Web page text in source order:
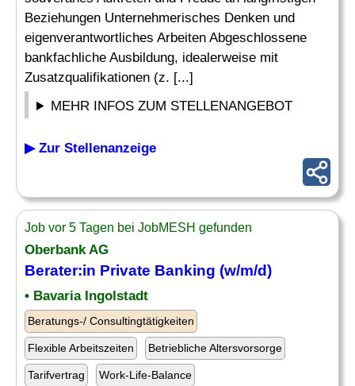
Beziehungen Unternehmerisches Denken und
eigenverantwortliches Arbeiten Abgeschlossene
bankfachliche Ausbildung, idealerweise mit
Zusatzqualifikationen (z. [...]
MEHR INFOS ZUM STELLENANGEBOT
▶ Zur Stellenanzeige
Job vor 5 Tagen bei JobMESH gefunden
Oberbank AG
Berater:in Private Banking (w/m/d)
• Bavaria Ingolstadt
Beratungs-/ Consultingtätigkeiten
Flexible Arbeitszeiten Betriebliche Altersvorsorge
Tarifvertrag Work-Life-Balance